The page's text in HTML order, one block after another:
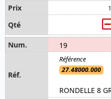
19
27.48000.000
RONDELLE 8